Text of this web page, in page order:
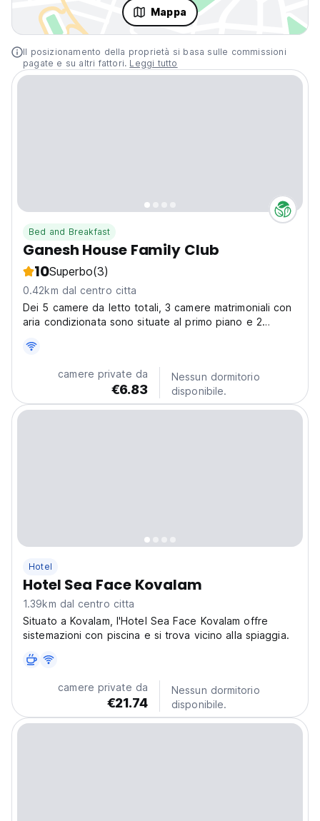
Mappa
Il posizionamento della proprietà si basa sulle commissioni
pagate e su altri fattori. Leggi tutto
Bed and Breakfast
Ganesh House Family Club
10Superbo(3)
0.42km dal centro citta
Dei 5 camere da letto totali, 3 camere matrimoniali con
aria condizionata sono situate al primo piano e 2
situate al piano terra.
camere private da
€6.83
Nessun dormitorio
disponibile.
Hotel
Hotel Sea Face Kovalam
1.39km dal centro citta
Situato a Kovalam, l'Hotel Sea Face Kovalam offre
sistemazioni con piscina e si trova vicino alla spiaggia.
camere private da
€21.74
Nessun dormitorio
disponibile.